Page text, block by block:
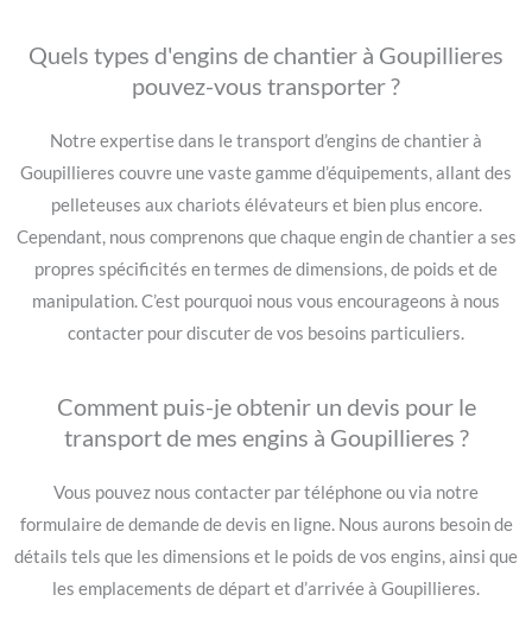
Quels types d'engins de chantier à Goupillieres
pouvez-vous transporter ?
Notre expertise dans le transport d’engins de chantier à
Goupillieres couvre une vaste gamme d’équipements, allant des
pelleteuses aux chariots élévateurs et bien plus encore.
Cependant, nous comprenons que chaque engin de chantier a ses
propres spécificités en termes de dimensions, de poids et de
manipulation. C’est pourquoi nous vous encourageons à nous
contacter pour discuter de vos besoins particuliers.
Comment puis-je obtenir un devis pour le
transport de mes engins à Goupillieres ?
Vous pouvez nous contacter par téléphone ou via notre
formulaire de demande de devis en ligne. Nous aurons besoin de
détails tels que les dimensions et le poids de vos engins, ainsi que
les emplacements de départ et d’arrivée à Goupillieres.